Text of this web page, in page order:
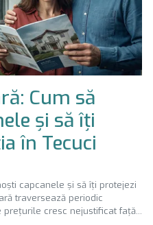
Cum să
și să îți
în Tecuci
capcanele și să îți protejezi
traversează periodic
cresc nejustificat față...